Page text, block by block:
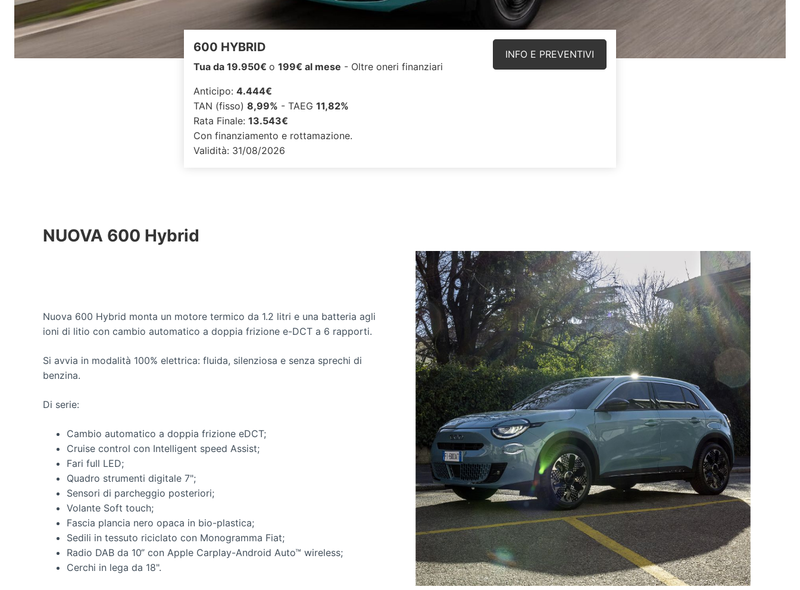
600 HYBRID
Tua da 19.950€ o 199€ al mese - Oltre oneri finanziari
Anticipo: 4.444€
TAN (fisso) 8,99% - TAEG 11,82%
Rata Finale: 13.543€
Con finanziamento e rottamazione.
Validità: 31/08/2026
INFO E PREVENTIVI
NUOVA 600 Hybrid
Nuova 600 Hybrid monta un motore termico da 1.2 litri e una batteria agli
ioni di litio con cambio automatico a doppia frizione e-DCT a 6 rapporti.
Si avvia in modalità 100% elettrica: fluida, silenziosa e senza sprechi di
benzina.
Di serie:
Cambio automatico a doppia frizione eDCT;
Cruise control con Intelligent speed Assist;
Fari full LED;
Quadro strumenti digitale 7";
Sensori di parcheggio posteriori;
Volante Soft touch;
Fascia plancia nero opaca in bio-plastica;
Sedili in tessuto riciclato con Monogramma Fiat;
Radio DAB da 10‘’ con Apple Carplay-Android Auto™ wireless;
Cerchi in lega da 18".